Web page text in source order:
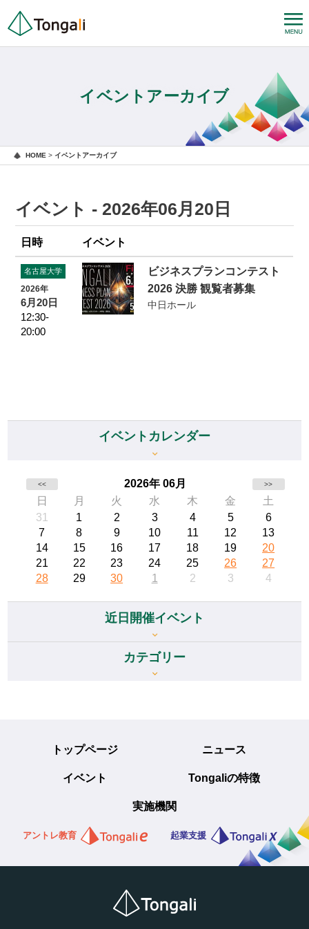
イベントアーカイブ
HOME > イベントアーカイブ
イベント - 2026年06月20日
日時 イベント
名古屋大学
2026年
6月20日
12:30-
20:00
ビジネスプランコンテスト
2026 決勝 観覧者募集
中日ホール
イベントカレンダー
<< 2026年 06月 >>
日 月 火 水 木 金
土
31
1 2 3 4 5
6
7
8 9 10 11 12
13
14
15 16 17 18 19
20
21
22 23 24 25 26
27
28
29 30 1 2 3 4
近日開催イベント
カテゴリー
トップページ ニュース
イベント Tongaliの特徴
実施機関
アントレ教育 起業支援